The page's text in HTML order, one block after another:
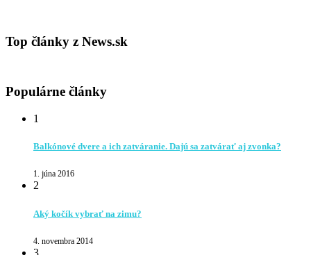
Top články z News.sk
Populárne články
1
Balkónové dvere a ich zatváranie. Dajú sa zatvárať aj zvonka?
1. júna 2016
2
Aký kočík vybrať na zimu?
4. novembra 2014
3